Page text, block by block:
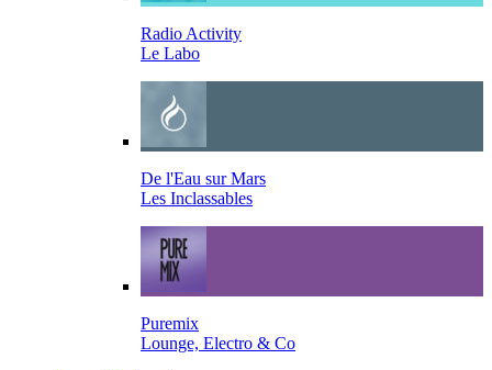
Radio Activity
Le Labo
De l'Eau sur Mars
Les Inclassables
Puremix
Lounge, Electro & Co